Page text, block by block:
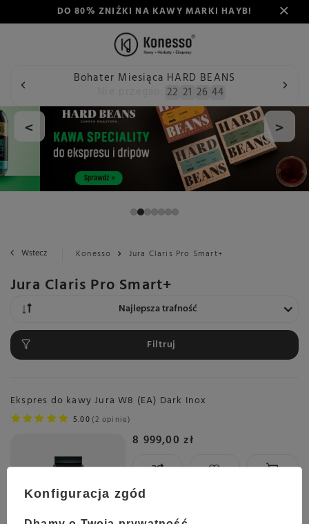
DO 80% ZNIŻKI NA KAWY MARKI HAYB!
Bohater Miesiąca HARD BEANS
22 21 26 43
< >
Wstecz Konesso Jura Claris Pro Smart+
Jura Claris Pro Smart+
Zmień sortowanie
Najlepsza trafność
Filtruj
Ekspres do kawy Jura W8 (EA) Dark Inox
5.00 2 opinie
8 999,00 zł
Konfiguracja zgód